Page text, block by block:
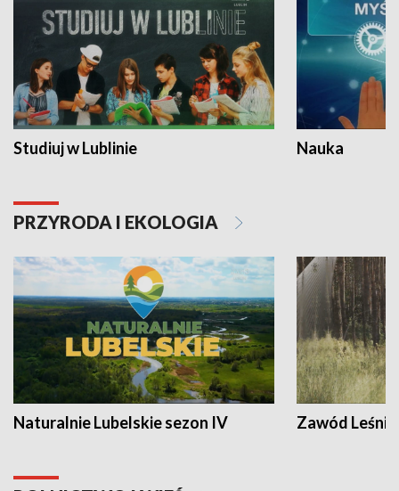
Studiuj w Lublinie Nauka
PRZYRODA I EKOLOGIA
Naturalnie Lubelskie sezon IV Zawód Leśnik